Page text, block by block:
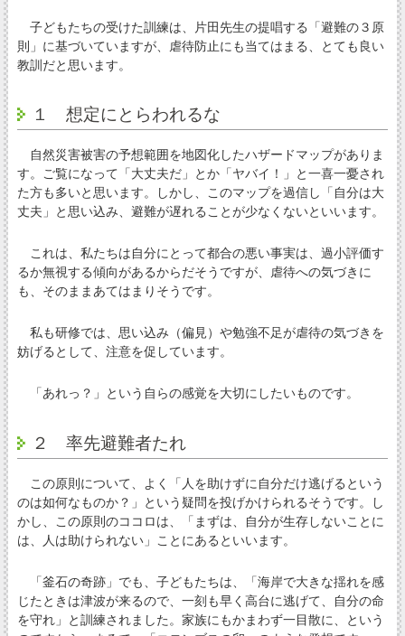
子どもたちの受けた訓練は、片田先生の提唱する「避難の３原
則」に基づいていますが、虐待防止にも当てはまる、とても良い
教訓だと思います。
１ 想定にとらわれるな
自然災害被害の予想範囲を地図化したハザードマップがありま
す。ご覧になって「大丈夫だ」とか「ヤバイ！」と一喜一憂され
た方も多いと思います。しかし、このマップを過信し「自分は大
丈夫」と思い込み、避難が遅れることが少なくないといいます。
これは、私たちは自分にとって都合の悪い事実は、過小評価す
るか無視する傾向があるからだそうですが、虐待への気づきに
も、そのままあてはまりそうです。
私も研修では、思い込み（偏見）や勉強不足が虐待の気づきを
妨げるとして、注意を促しています。
「あれっ？」という自らの感覚を大切にしたいものです。
２ 率先避難者たれ
この原則について、よく「人を助けずに自分だけ逃げるという
のは如何なものか？」という疑問を投げかけられるそうです。し
かし、この原則のココロは、「まずは、自分が生存しないことに
は、人は助けられない」ことにあるといいます。
「釜石の奇跡」でも、子どもたちは、「海岸で大きな揺れを感
じたときは津波が来るので、一刻も早く高台に逃げて、自分の命
を守れ」と訓練されました。家族にもかまわず一目散に、という